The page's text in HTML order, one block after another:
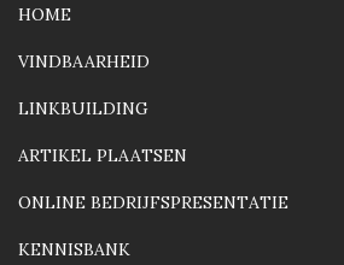
HOME
VINDBAARHEID
LINKBUILDING
ARTIKEL PLAATSEN
ONLINE BEDRIJFSPRESENTATIE
KENNISBANK